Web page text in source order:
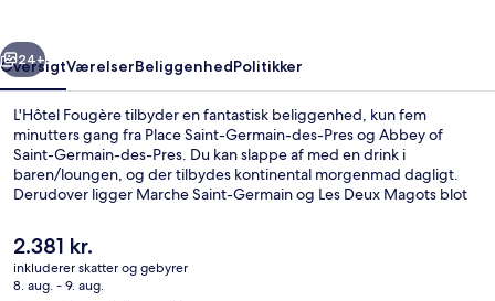
Næste
24+
OversigtVærelserBeliggenhedPolitikker
L'Hôtel Fougère tilbyder en fantastisk beliggenhed, kun fem
minutters gang fra Place Saint-Germain-des-Pres og Abbey of
Saint-Germain-des-Pres. Du kan slappe af med en drink i
baren/loungen, og der tilbydes kontinental morgenmad dagligt.
Derudover ligger Marche Saint-Germain og Les Deux Magots blot
væk: Saint-Germain-des-Prés Metrostation ligger 2 minutter væk
og Mabillon Metrostation ligger 4 minutter derfra.
Den
nuværende
pris
2.381 kr.
inkluderer skatter og gebyrer
8. aug. - 9. aug.